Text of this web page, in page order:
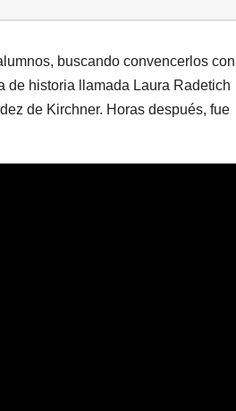
buscando convencerlos con
de historia llamada Laura Radetich
de Kirchner. Horas después, fue
250
cómo